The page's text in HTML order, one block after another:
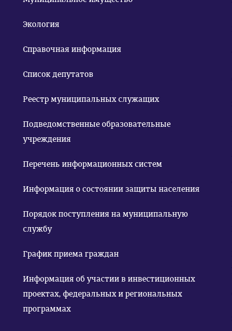
Экология
Справочная информация
Список депутатов
Реестр муниципальных служащих
Подведомственные образовательные
учреждения
Перечень информационных систем
Информация о состоянии защиты населения
Порядок поступления на муниципальную
службу
График приема граждан
Информация об участии в инвестиционных
проектах, федеральных и региональных
программах